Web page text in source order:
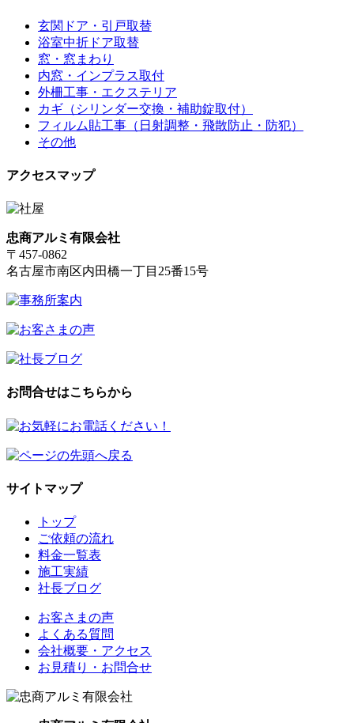
玄関ドア・引戸取替
浴室中折ドア取替
窓・窓まわり
内窓・インプラス取付
外柵工事・エクステリア
カギ（シリンダー交換・補助錠取付）
フィルム貼工事（日射調整・飛散防止・防犯）
その他
アクセスマップ
忠商アルミ有限会社
〒457-0862
名古屋市南区内田橋一丁目25番15号
お問合せはこちらから
サイトマップ
トップ
ご依頼の流れ
料金一覧表
施工実績
社長ブログ
お客さまの声
よくある質問
会社概要・アクセス
お見積り・お問合せ